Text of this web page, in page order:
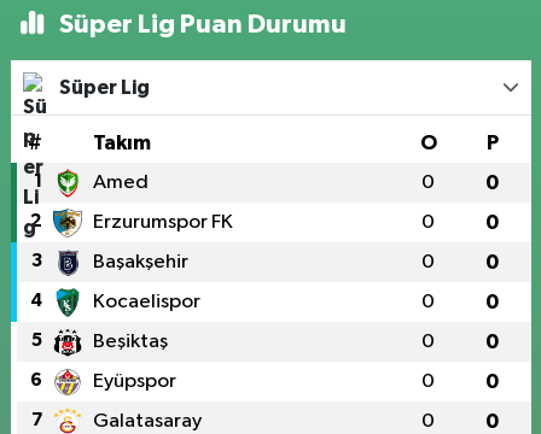
Süper Lig Puan Durumu
Süper Lig
# Takım O P
1 Amed 0 0
2 Erzurumspor FK 0 0
3 Başakşehir 0 0
4 Kocaelispor 0 0
5 Beşiktaş 0 0
6 Eyüpspor 0 0
7 Galatasaray 0 0